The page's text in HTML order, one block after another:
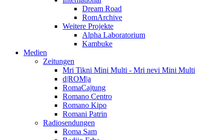
Dream Road
RomArchive
Weitere Projekte
Alpha Laboratorium
Kambuke
Medien
Zeitungen
Mri Tikni Mini Multi - Mri nevi Mini Multi
d|ROM|a
RomaCajtung
Romano Centro
Romano Kipo
Romani Patrin
Radiosendungen
Roma Sam